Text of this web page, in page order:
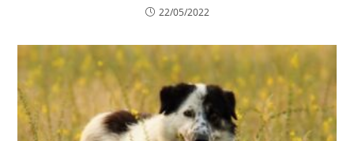
22/05/2022